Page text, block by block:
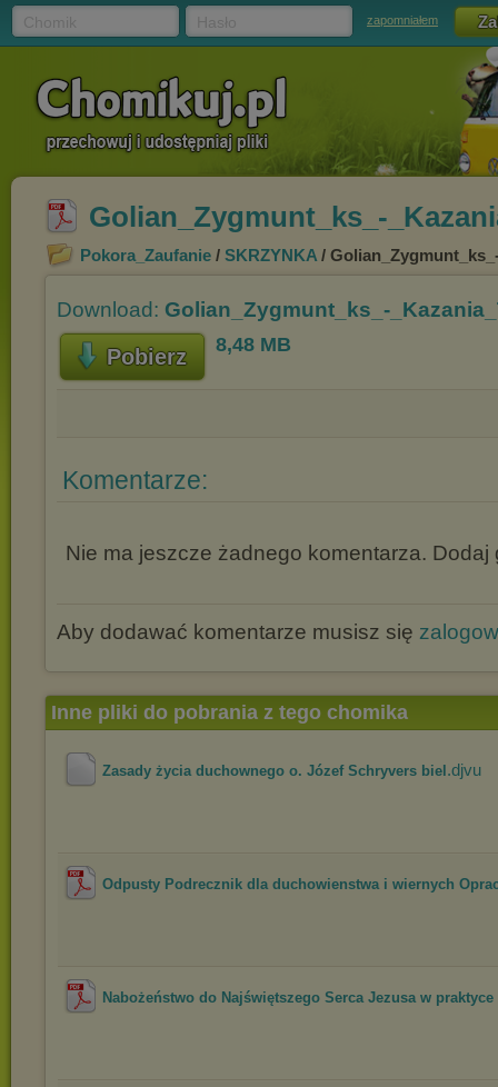
zapomniałem
Golian_Zygmunt_ks_-
Pokora_Zaufanie / SKRZYNKA /
Download: Golian_Zygmunt_ks_-
Pobierz 8,48 MB
Komentarze:
Nie ma jeszcze żadnego komentarza. Dodaj
Aby dodawać komentarze musisz się
Inne pliki do pobrania z tego chomika
Zasady życia duchownego o. Józef Schryvers biel .djvu
Odpusty Podrecznik dla duchowienstwa i wiernych
Nabożeństwo do Najświętszego Serca Jezusa w